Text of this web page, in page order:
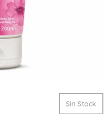
Sin Stock